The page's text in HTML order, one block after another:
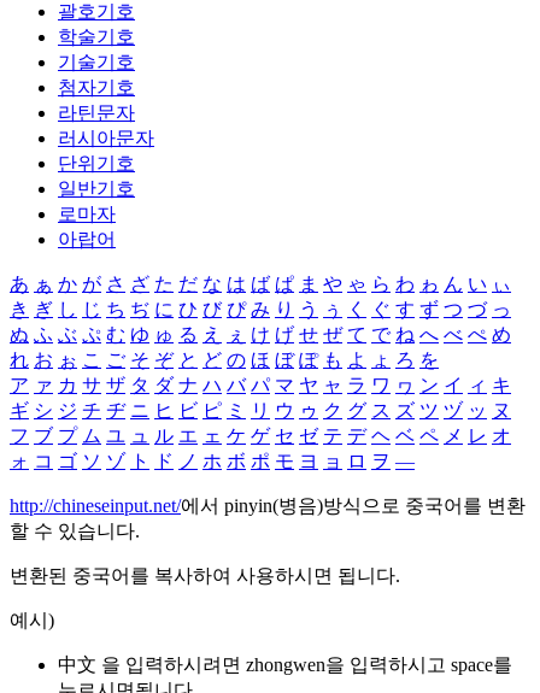
괄호기호
학술기호
기술기호
첨자기호
라틴문자
러시아문자
단위기호
일반기호
로마자
아랍어
あ ぁ か が さ ざ た だ な は ば ぱ ま や ゃ ら わ ゎ ん い ぃ
き ぎ し じ ち ぢ に ひ び ぴ み り う ぅ く ぐ す ず つ づ っ
ぬ ふ ぶ ぷ む ゆ ゅ る え ぇ け げ せ ぜ て で ね へ べ ぺ め
れ お ぉ こ ご そ ぞ と ど の ほ ぼ ぽ も よ ょ ろ を
ア ァ カ サ ザ タ ダ ナ ハ バ パ マ ヤ ャ ラ ワ ヮ ン イ ィ キ
ギ シ ジ チ ヂ ニ ヒ ビ ピ ミ リ ウ ゥ ク グ ス ズ ツ ヅ ッ ヌ
フ ブ プ ム ユ ュ ル エ ェ ケ ゲ セ ゼ テ デ ヘ ベ ペ メ レ オ
ォ コ ゴ ソ ゾ ト ド ノ ホ ボ ポ モ ヨ ョ ロ ヲ ―
http://chineseinput.net/에서 pinyin(병음)방식으로 중국어를 변환
할 수 있습니다.
변환된 중국어를 복사하여 사용하시면 됩니다.
예시)
中文 을 입력하시려면 zhongwen을 입력하시고 space를